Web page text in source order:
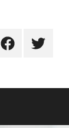
FacebookTwitter